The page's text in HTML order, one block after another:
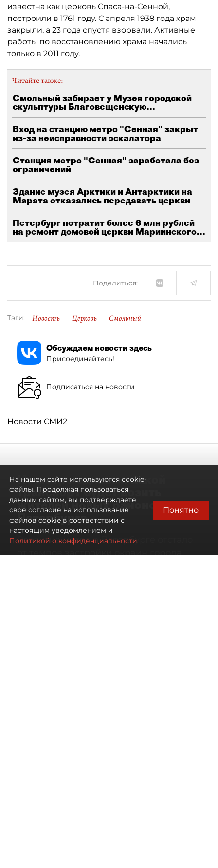
известна как церковь Спаса-на-Сенной,
построили в 1761 году. С апреля 1938 года храм
закрыли, а 23 года спустя взорвали. Активные
работы по восстановлению храма начались
только в 2011 году.
Читайте также:
Смольный забирает у Музея городской
скульптуры Благовещенскую...
Вход на станцию метро "Сенная" закрыт
из-за неисправности эскалатора
Станция метро "Сенная" заработала без
ограничений
Здание музея Арктики и Антарктики на
Марата отказались передавать церкви
Петербург потратит более 6 млн рублей
на ремонт домовой церкви Мариинского...
Поделиться:
Тэги: Новость Церковь Смольный
Обсуждаем новости здесь
Присоединяйтесь!
Подписаться на новости
Новости СМИ2
Не метро единым: какой
транспорт будет возить
жителей новых районов
Петербурга
Развитие метро в Петербурге отстало
от темпов застройки окраин города
На нашем сайте используются cookie-
файлы. Продолжая пользоваться
данным сайтом, вы подтверждаете
свое согласие на использование
файлов cookie в соответствии с
настоящим уведомлением и
Политикой о конфиденциальности.
Понятно